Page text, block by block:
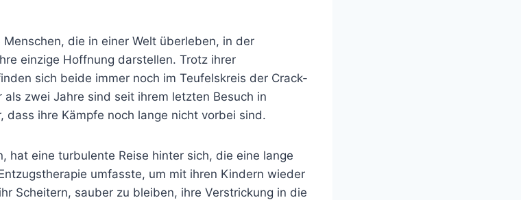
die in einer Welt überleben, in der
einzige Hoffnung darstellen. Trotz ihrer
sich beide immer noch im Teufelskreis der Crack-
zwei Jahre sind seit ihrem letzten Besuch in
dass ihre Kämpfe noch lange nicht vorbei sind.
hat eine turbulente Reise hinter sich, die eine lange
umfasste, um mit ihren Kindern wieder
Scheitern, sauber zu bleiben, ihre Verstrickung in die